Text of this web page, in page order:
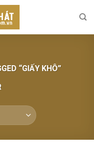
“GIẤY KHÔ”